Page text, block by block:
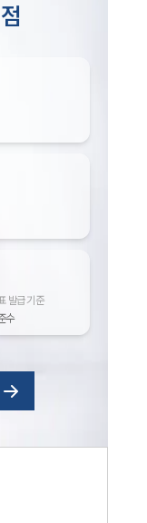
발급 기준
수